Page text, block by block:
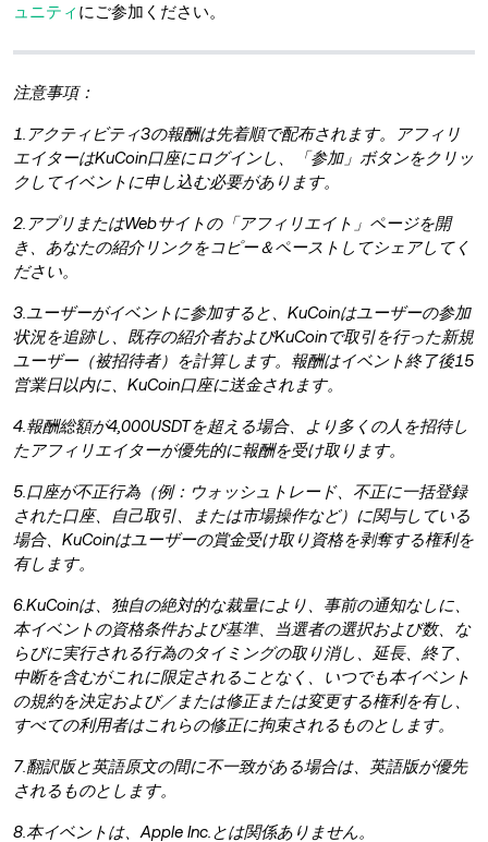
ュニティ に ご参加ください。
注意事項：
1.アクティビティ3の報酬は先着順で配布されます。アフィリ
エイターはKuCoin口座にログインし、「参加」ボタンをクリッ
クしてイベントに申し込む必要があります。
2.アプリまたはWebサイトの「アフィリエイト」ページを開
き、あなたの紹介リンクをコピー＆ペーストしてシェアしてく
ださい。
3.ユーザーがイベントに参加すると、KuCoinはユーザーの参加
状況を追跡し、既存の紹介者およびKuCoinで取引を行った新規
ユーザー（被招待者）を計算します。報酬はイベント終了後15
営業日以内に、KuCoin口座に送金されます。
4.報酬総額が4,000USDTを超える場合、より多くの人を招待し
たアフィリエイターが優先的に報酬を受け取ります。
5.口座が不正行為（例：ウォッシュトレード、不正に一括登録
された口座、自己取引、または市場操作など）に関与している
場合、KuCoinはユーザーの賞金受け取り資格を剥奪する権利を
有します。
6.KuCoinは、独自の絶対的な裁量により、事前の通知なしに、
本イベントの資格条件および基準、当選者の選択および数、な
らびに実行される行為のタイミングの取り消し、延長、終了、
中断を含むがこれに限定されることなく、いつでも本イベント
の規約を決定および／または修正または変更する権利を有し、
すべての利用者はこれらの修正に拘束されるものとします。
7.翻訳版と英語原文の間に不一致がある場合は、英語版が優先
されるものとします。
8.本イベントは、Apple Inc.とは関係ありません。